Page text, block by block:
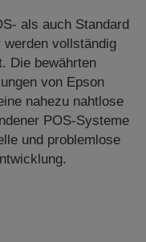
als auch Standard
werden vollständig
Die bewährten
von Epson
nahezu nahtlose
POS-Systeme
und problemlose